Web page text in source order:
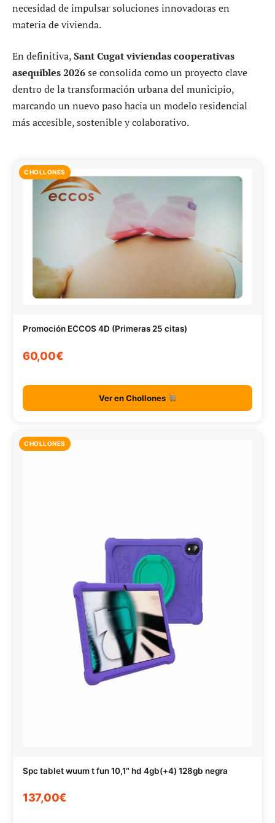
necesidad de impulsar soluciones innovadoras en
materia de vivienda.
En definitiva,Sant Cugat viviendas cooperativas
asequibles 2026se consolida como un proyecto clave
dentro de la transformación urbana del municipio,
marcando un nuevo paso hacia un modelo residencial
más accesible, sostenible y colaborativo.
CHOLLONES
Promoción ECCOS 4D (Primeras 25 citas)
60,00€
Ver en Chollones
CHOLLONES
Spc tablet wuum t fun 10,1″ hd 4gb(+4) 128gb negra
137,00€